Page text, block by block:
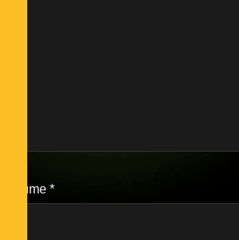
Nume *